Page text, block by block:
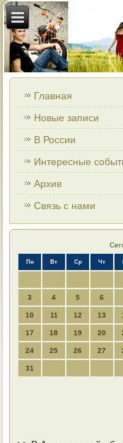
Главная
Новые записи
В России
Интересные
Архив
Связь с нами
Пн Вт Ср Чт
3 4 5 6
10 11 12 13
17 18 19 20
24 25 26 27
31